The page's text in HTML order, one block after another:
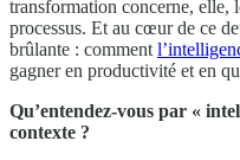
transformation concerne, elle,
processus. Et au cœur de ce
brûlante : comment
gagner en productivité et en
Qu’entendez-vous par «
contexte ?